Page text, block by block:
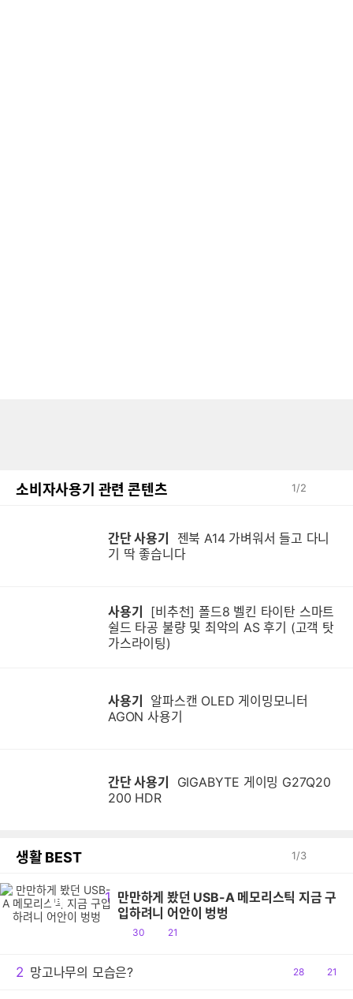
소비자사용기 관련 콘텐츠 1/2
간단 사용기
기 딱 좋습니다
사용기
쉴드 타공 불량 및 최악의 AS 후기 (고객 탓
가스라이팅)
사용기
AGON 사용기
간단 사용기
200 HDR
생활 BEST 1/3
1 만만하게 봤던 USB-A 메모리스틱 지금 구
입하려니 어안이 벙벙
공
30
댓
21
만
2 망고나무의 모습은?
공
28
댓
21